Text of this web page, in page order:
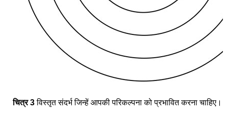
चित्र3विस्तृत संदर्भ जिन्हें आपकी परिकल्पना को प्रभावित करना चाहिए।